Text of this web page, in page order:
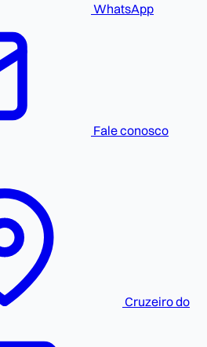
WhatsApp
Fale conosco
Cruzeiro do